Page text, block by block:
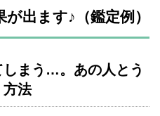
出ます♪（鑑定例）
まう…。あの人とう
方法